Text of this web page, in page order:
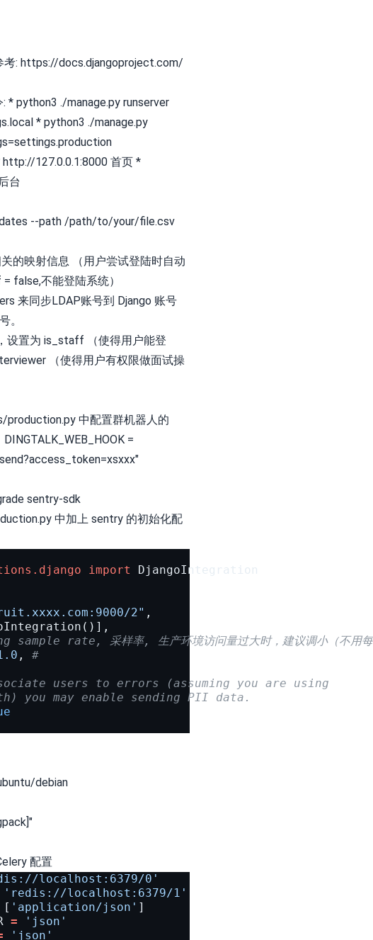
考: https://docs.djangoproject.com/
* python3 ./manage.py runserver
* python3 ./manage.py
127.0.0.1:8000 首页 *
台
--path /path/to/your/file.csv
的映射信息 （用户尝试登陆时自动
false,不能登陆系统）
来同步LDAP账号到 Django 账号
。
设置为 is_staff （使得用户能登
（使得用户有权限做面试操
中配置群机器人的
=
sentry-sdk
中加上 sentry 的初始化配
import DjangoIntegration
:9000/2" ,
()],
rate, 采样率, 生产环境访问量过大时，建议调小（不用每一
, #
users to errors (assuming you are using
you may enable sending PII data.
debian
配置
localhost:6379/0'
'redis://localhost:6379/1'
[ 'application/json' ]
=
'json'
'json'